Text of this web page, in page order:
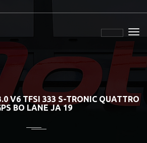
V6 TFSI 333 S-TRONIC QUATTRO
BO LANE JA 19